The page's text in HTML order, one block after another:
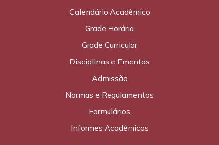
Calendário Acadêmico
Grade Horária
Grade Curricular
Disciplinas e Ementas
Admissão
Normas e Regulamentos
Formulários
Informes Acadêmicos